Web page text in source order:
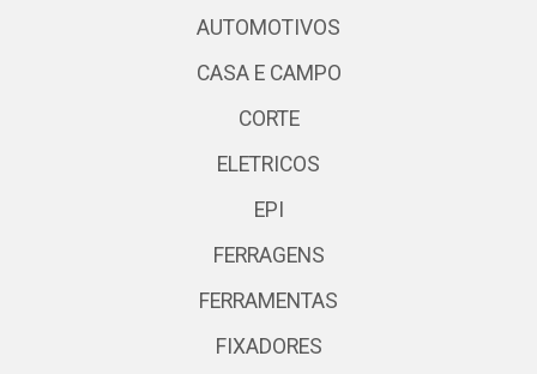
AUTOMOTIVOS
CASA E CAMPO
CORTE
ELETRICOS
EPI
FERRAGENS
FERRAMENTAS
FIXADORES